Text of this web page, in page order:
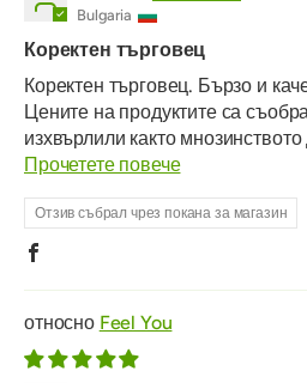
Bulgaria
Коректен търговец
Коректен търговец. Бързо и
Цените на продуктите са
изхвърлили както
Прочетете повече
Отзив събрал чрез покана за магазин
Feel You